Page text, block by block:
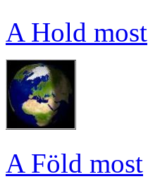
A Hold most
A Föld most